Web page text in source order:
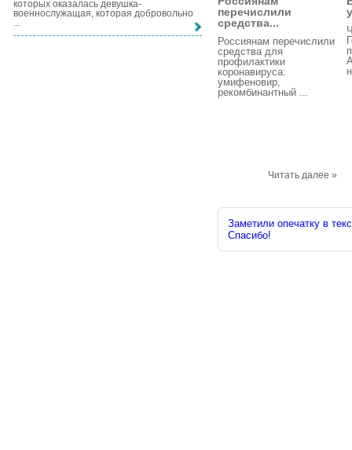
перечислили
средства...
Россиянам перечислили
средства для
профилактики
коронавируса:
умифеновир,
рекомбинантный ...
Читать далее »
Заметили опечатку в
Спасибо!
которых оказалась девушка-
военнослужащая, которая добровольно
...